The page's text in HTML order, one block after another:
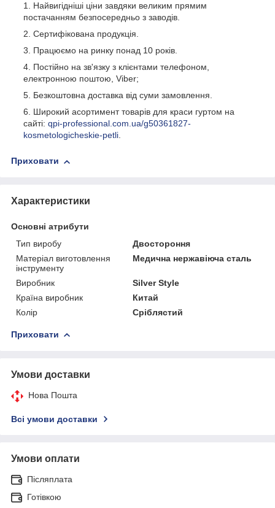
Найвигідніші ціни завдяки великим прямим
постачанням безпосередньо з заводів.
Сертифікована продукція.
Працюємо на ринку понад 10 років.
Постійно на зв'язку з клієнтами телефоном,
електронною поштою, Viber;
Безкоштовна доставка від суми замовлення.
Широкий асортимент товарів для краси гуртом на
сайті: qpi-professional.com.ua/g50361827-
kosmetologicheskie-petli.
Приховати
Характеристики
Основні атрибути
Тип виробу
Двостороння
Матеріал виготовлення
інструменту
Медична нержавіюча сталь
Виробник
Silver Style
Країна виробник
Китай
Колір
Сріблястий
Приховати
Умови доставки
Нова Пошта
Всі умови доставки
Умови оплати
Післяплата
Готівкою